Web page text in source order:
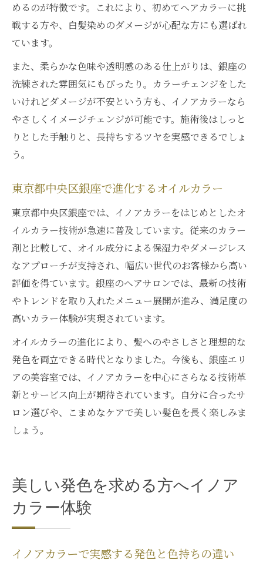
めるのが特徴です。これにより、初めてヘアカラーに挑
戦する方や、白髪染めのダメージが心配な方にも選ばれ
ています。
また、柔らかな色味や透明感のある仕上がりは、銀座の
洗練された雰囲気にもぴったり。カラーチェンジをした
いけれどダメージが不安という方も、イノアカラーなら
やさしくイメージチェンジが可能です。施術後はしっと
りとした手触りと、長持ちするツヤを実感できるでしょ
う。
東京都中央区銀座で進化するオイルカラー
東京都中央区銀座では、イノアカラーをはじめとしたオ
イルカラー技術が急速に普及しています。従来のカラー
剤と比較して、オイル成分による保湿力やダメージレス
なアプローチが支持され、幅広い世代のお客様から高い
評価を得ています。銀座のヘアサロンでは、最新の技術
やトレンドを取り入れたメニュー展開が進み、満足度の
高いカラー体験が実現されています。
オイルカラーの進化により、髪へのやさしさと理想的な
発色を両立できる時代となりました。今後も、銀座エリ
アの美容室では、イノアカラーを中心にさらなる技術革
新とサービス向上が期待されています。自分に合ったサ
ロン選びや、こまめなケアで美しい髪色を長く楽しみま
しょう。
美しい発色を求める方へイノア
カラー体験
イノアカラーで実感する発色と色持ちの違い